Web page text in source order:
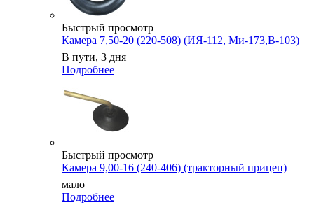
Быстрый просмотр
Камера 7,50-20 (220-508) (ИЯ-112, Ми-173,В-103)
В пути, 3 дня
Подробнее
Быстрый просмотр
Камера 9,00-16 (240-406) (тракторный прицеп)
мало
Подробнее